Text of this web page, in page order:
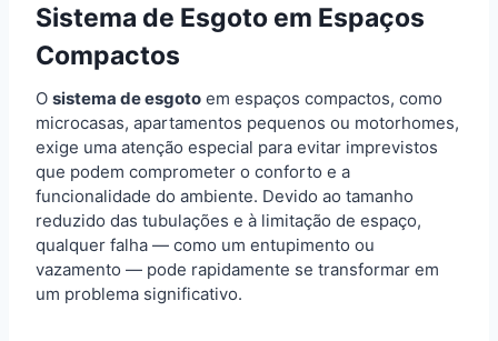
Sistema de Esgoto em Espaços
Compactos
O sistema de esgoto em espaços compactos, como
microcasas, apartamentos pequenos ou motorhomes,
exige uma atenção especial para evitar imprevistos
que podem comprometer o conforto e a
funcionalidade do ambiente. Devido ao tamanho
reduzido das tubulações e à limitação de espaço,
qualquer falha — como um entupimento ou
vazamento — pode rapidamente se transformar em
um problema significativo.